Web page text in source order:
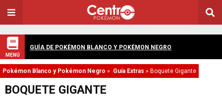
MENÚ
GUÍA DE POKÉMON BLANCO Y POKÉMON NEGRO
Pokémon Blanco y Pokémon Negro » Guía Extras » Boquete Gigante
BOQUETE GIGANTE